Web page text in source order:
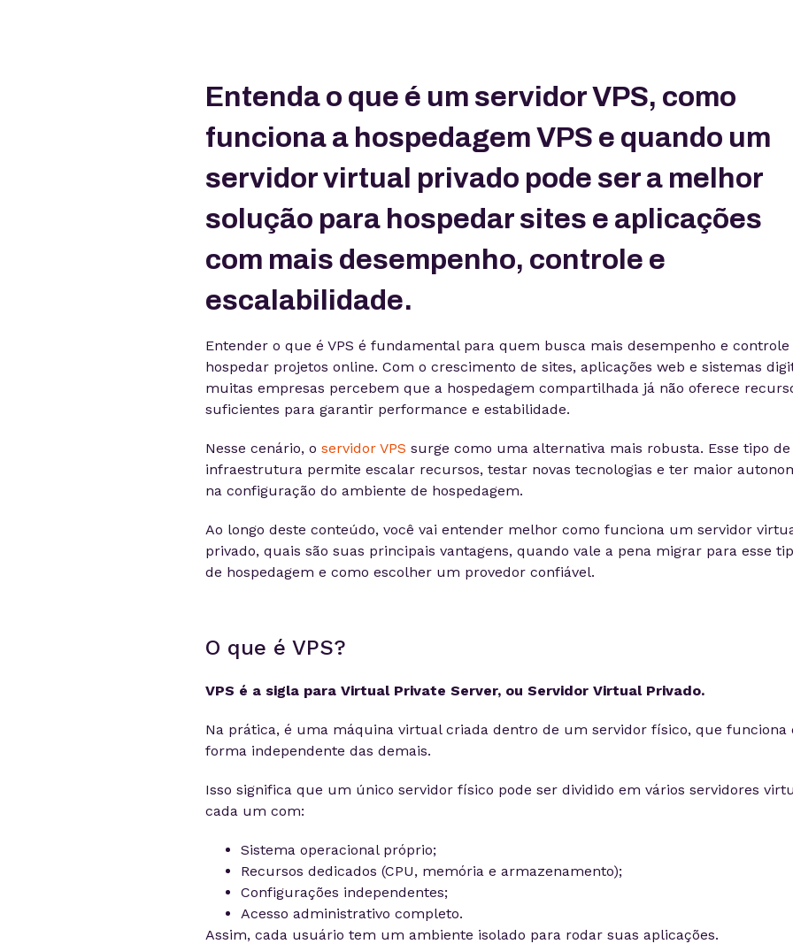
Entenda o que é um servidor VPS, como
funciona a hospedagem VPS e quando um
servidor virtual privado pode ser a melhor
solução para hospedar sites e aplicações
com mais desempenho, controle e
escalabilidade.
Entender o que é VPS é fundamental para quem busca mais desempenho e controle
hospedar projetos online. Com o crescimento de sites, aplicações web e sistemas
muitas empresas percebem que a hospedagem compartilhada já não oferece
suficientes para garantir performance e estabilidade.
Nesse cenário, o servidor VPS surge como uma alternativa mais robusta. Esse tipo de
infraestrutura permite escalar recursos, testar novas tecnologias e ter maior
na configuração do ambiente de hospedagem.
Ao longo deste conteúdo, você vai entender melhor como funciona um servidor
privado, quais são suas principais vantagens, quando vale a pena migrar para esse
de hospedagem e como escolher um provedor confiável.
O que é VPS?
VPS é a sigla para Virtual Private Server, ou Servidor Virtual Privado.
Na prática, é uma máquina virtual criada dentro de um servidor físico, que funciona
forma independente das demais.
Isso significa que um único servidor físico pode ser dividido em vários servidores
cada um com:
Sistema operacional próprio;
Recursos dedicados (CPU, memória e armazenamento);
Configurações independentes;
Acesso administrativo completo.
Assim, cada usuário tem um ambiente isolado para rodar suas aplicações.